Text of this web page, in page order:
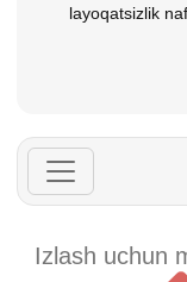
layoqatsizlik